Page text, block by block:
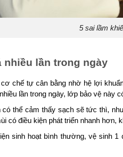
5 sai lầm
nhiều lần trong ngày
chế tự cân bằng nhờ hệ lợi
lần trong ngày, lớp bảo vệ này
có thể cảm thấy sạch sẽ tức thì,
có điều kiện phát triển nhanh hơn,
sinh hoạt bình thường, vệ sinh